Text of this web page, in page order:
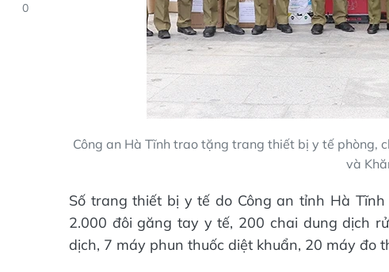
0
Công an Hà Tĩnh trao tặng trang thiết bị y tế phòng,
và
Số trang thiết bị y tế do Công an tỉnh Hà
2.000 đôi găng tay y tế, 200 chai dung dịch
dịch, 7 máy phun thuốc diệt khuẩn, 20 máy đo